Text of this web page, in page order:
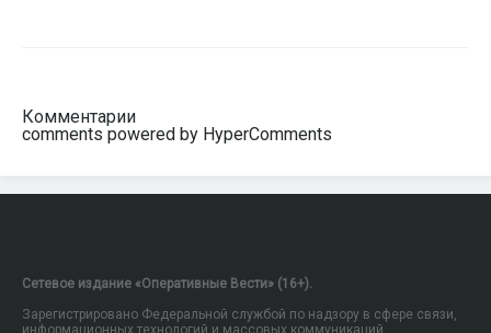
Комментарии
comments powered by HyperComments
Сетевое издание «Оперативные Вести» (16+).
Зарегистрировано Федеральной службой по надзору в сфере связи,
информационных технологий и массовых коммуникаций